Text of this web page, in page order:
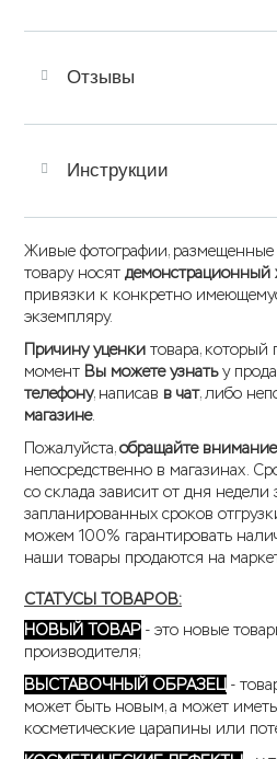
Отзывы
Инструкции
Живые фотографии, размещенные
товару носят демонстрационный
привязки к конкретно
экземпляру.
Причину уценки товара, который
момент Вы можете узнатьу
телефону, написав в чат, либо
магазине.
Пожалуйста,обращайте
непосредственно в магазинах.
со склада зависит от дня недели
запланированных сроков
можем 100% гарантировать
наши товары продаются на
СТАТУСЫ ТОВАРОВ:
НОВЫЙ ТОВАР - это новые
производителя;
ВЫСТАВОЧНЫЙ ОБРАЗЕЦ -
может быть новым, а может
косметические царапины или